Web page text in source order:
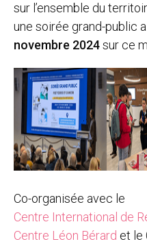
sur l’ensemble du
une soirée grand-public
novembre 2024sur ce
Co-organisée avec le
Centre International de
Centre Léon Bérard et le